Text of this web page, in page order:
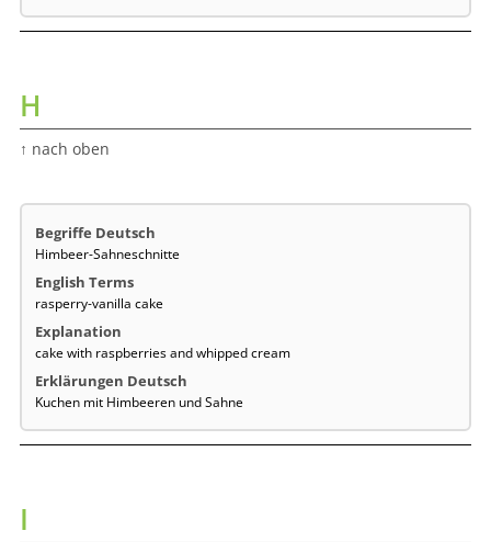
H
↑ nach oben
Himbeer-Sahneschnitte
rasperry-vanilla cake
cake with raspberries and whipped cream
Kuchen mit Himbeeren und Sahne
I